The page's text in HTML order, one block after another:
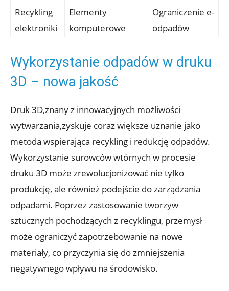
Recykling
elektroniki
Elementy
komputerowe
Ograniczenie e-
odpadów
Wykorzystanie odpadów w druku
3D – nowa jakość
Druk 3D,znany z innowacyjnych możliwości
wytwarzania,zyskuje coraz większe uznanie jako
metoda wspierająca recykling i redukcję odpadów.
Wykorzystanie surowców wtórnych w procesie
druku 3D może zrewolucjonizować nie tylko
produkcję, ale również podejście do zarządzania
odpadami. Poprzez zastosowanie tworzyw
sztucznych pochodzących z recyklingu, przemysł
może ograniczyć zapotrzebowanie na nowe
materiały, co przyczynia się do zmniejszenia
negatywnego wpływu na środowisko.